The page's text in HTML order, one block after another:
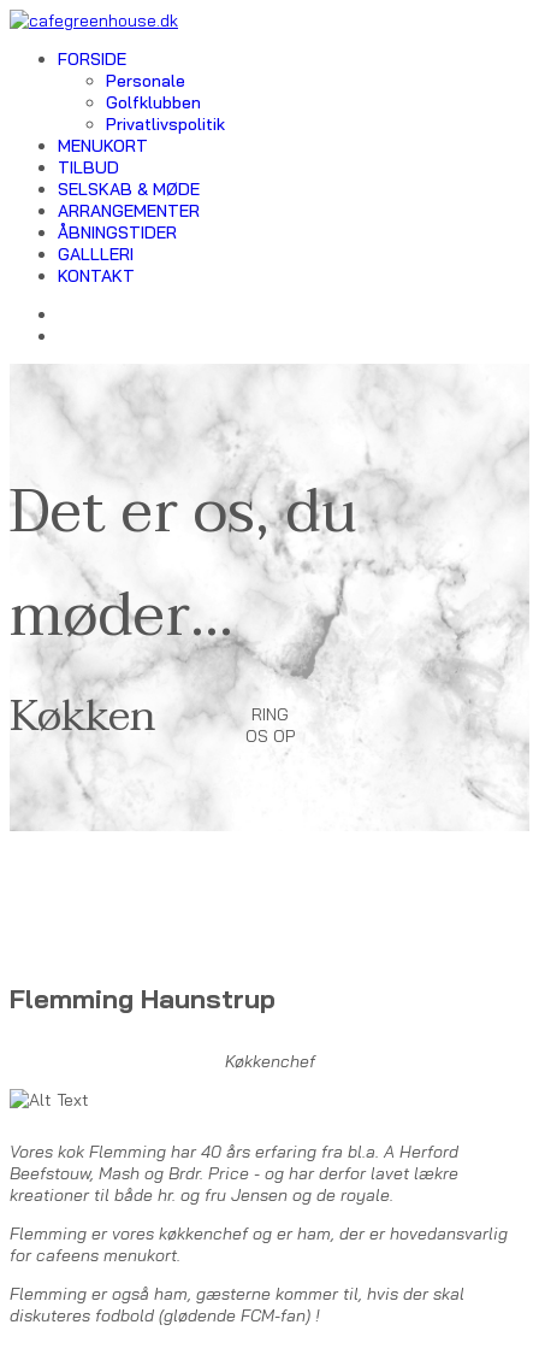
FORSIDE
Personale
Golfklubben
Privatlivspolitik
MENUKORT
TILBUD
SELSKAB & MØDE
ARRANGEMENTER
ÅBNINGSTIDER
GALLLERI
KONTAKT
Det er os, du
møder...
RING
OS OP
Køkken
Flemming Haunstrup
Køkkenchef
Vores kok Flemming har 40 års erfaring fra bl.a. A Herford
Beefstouw, Mash og Brdr. Price - og har derfor lavet lækre
kreationer til både hr. og fru Jensen og de royale.
Flemming er vores køkkenchef og er ham, der er hovedansvarlig
for cafeens menukort.
Flemming er også ham, gæsterne kommer til, hvis der skal
diskuteres fodbold (glødende FCM-fan) !